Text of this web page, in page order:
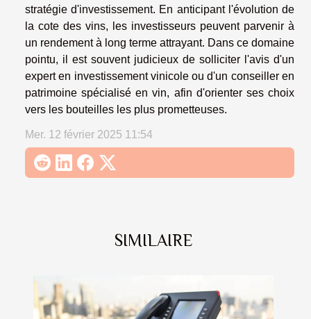
SIMILAIRE
stratégie d'investissement. En anticipant l'évolution de
la cote des vins, les investisseurs peuvent parvenir à
un rendement à long terme attrayant. Dans ce domaine
pointu, il est souvent judicieux de solliciter l'avis d'un
expert en investissement vinicole ou d'un conseiller en
patrimoine spécialisé en vin, afin d'orienter ses choix
vers les bouteilles les plus prometteuses.
Mer. 12 février 2025 11:54